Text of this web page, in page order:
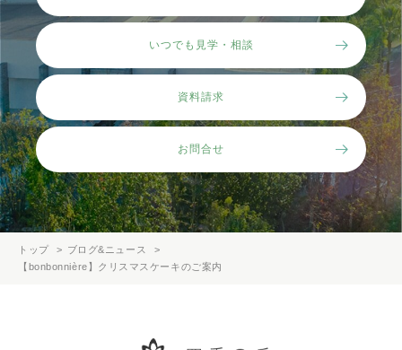
いつでも見学・相談
資料請求
お問合せ
トップ
ブログ&ニュース
【bonbonnière】クリスマスケーキのご案内